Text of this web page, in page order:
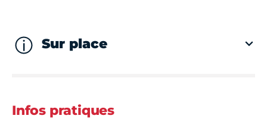
Sur place
Infos pratiques